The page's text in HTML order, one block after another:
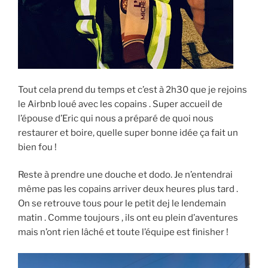
Tout cela prend du temps et c’est à 2h30 que je rejoins
le Airbnb loué avec les copains . Super accueil de
l’épouse d’Eric qui nous a préparé de quoi nous
restaurer et boire, quelle super bonne idée ça fait un
bien fou !
Reste à prendre une douche et dodo. Je n’entendrai
même pas les copains arriver deux heures plus tard .
On se retrouve tous pour le petit dej le lendemain
matin . Comme toujours , ils ont eu plein d’aventures
mais n’ont rien lâché et toute l’équipe est finisher !